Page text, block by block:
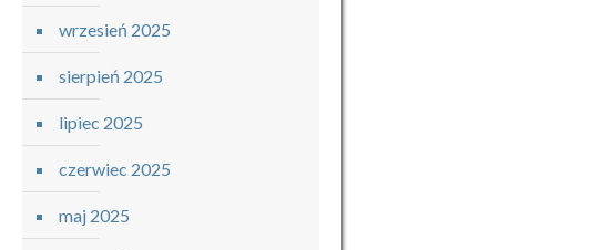
wrzesień 2025
sierpień 2025
lipiec 2025
czerwiec 2025
maj 2025